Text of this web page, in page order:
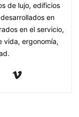
de lujo, edificios
en
en el servicio,
vida, ergonomía,